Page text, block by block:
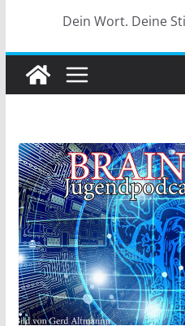
Dein Wort. Deine